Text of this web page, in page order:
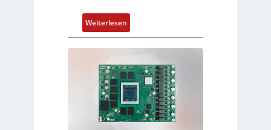
d
b
e
r
w
a
m
e
h
L
e
i
s
t
Weiterlesen:
F
l
x
i
b
l
e